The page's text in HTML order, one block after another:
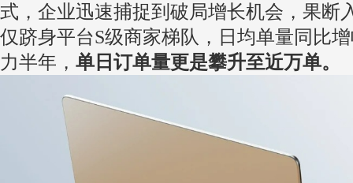
式，企业迅速捕捉到破局增长机会，果断
仅跻身平台S级商家梯队，日均单量同比
力半年， 单日订单量更是攀升至近万单。